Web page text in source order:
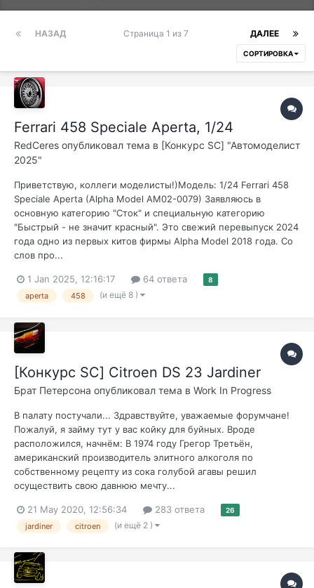
НАЗАД ДАЛЕЕ
Страница 1 из 7
СОРТИРОВКА
Ferrari 458 Speciale Aperta, 1/24
RedCeres опубликовал тема в [Конкурс SC] "Автомоделист
2025"
Приветствую, коллеги моделисты!)Модель: 1/24 Ferrari 458
Speciale Aperta (Alpha Model AM02-0079) Заявляюсь в
основную категорию "Сток" и специальную категорию
"Быстрый - не значит красный". Это свежий перевыпуск 2024
года одно из первых китов фирмы Alpha Model 2018 года. Со
слов про...
1 Jan 2025, 12:16:17 64 ответа 8
aperta 458 (и ещё 8 )
[Конкурс SC] Citroen DS 23 Jardiner
Брат Петерсона опубликовал тема в Work In Progress
В палату постучали... Здравствуйте, уважаемые форумчане!
Пожалуй, я займу тут у вас койку для буйных. Вроде
расположился, начнём: В 1974 году Грегор Третьён,
американский производитель элитного алкоголя по
собственному рецепту из сока голубой агавы решил
осуществить свою давнюю мечту...
21 May 2020, 12:56:34 283 ответа 26
jardiner citroen (и ещё 2 )